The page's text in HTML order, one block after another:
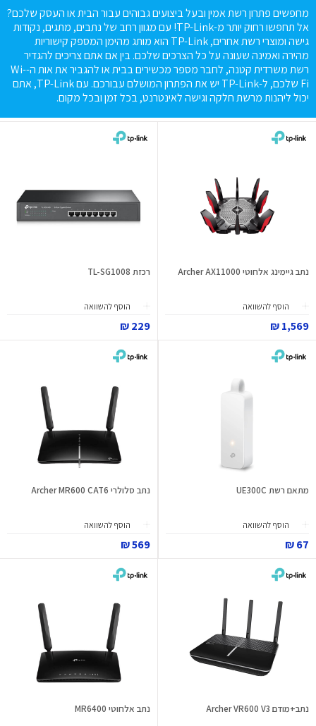
מחפשים פתרון רשת אמין ובעל ביצועים גבוהים עבור הבית או העסק שלכם?
אל תחפשו רחוק יותר מ-TP-Link! עם מגוון רחב של נתבים, מתגים, נקודות
גישה ומוצרי רשת אחרים, TP-Link הוא מותג מהימן המספק קישוריות
מהירה ואמינה שעונה על כל הצרכים שלכם. בין אם אתם צריכים להגדיר
רשת משרדית קטנה, לחבר מספר מכשירים בבית או להגביר את אות ה-Wi-
Fi שלכם, ל-TP-Link יש את הפתרון המושלם עבורכם. עם TP-Link, אתם
יכול ליהנות מרשת חלקה וגישה לאינטרנט, בכל זמן ובכל מקום.
נתב גיימינג אלחוטי Archer AX11000
הוסף להשוואה
1,569 ₪
רכזת TL-SG1008
הוסף להשוואה
229 ₪
מתאם רשת UE300C
הוסף להשוואה
67 ₪
נתב סלולרי Archer MR600 CAT6
הוסף להשוואה
569 ₪
נתב+מודם Archer VR600 V3 נתב אלחוטי MR6400